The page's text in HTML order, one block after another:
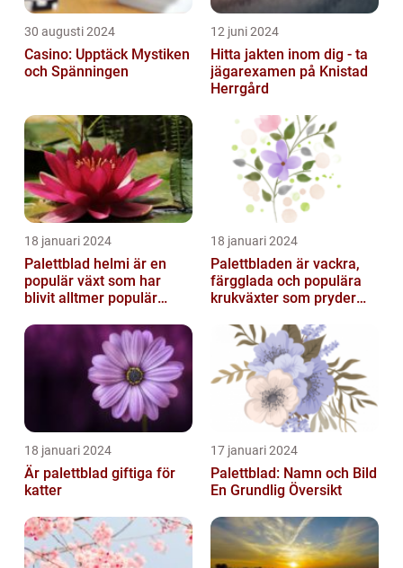
30 augusti 2024
Casino: Upptäck Mystiken
och Spänningen
12 juni 2024
Hitta jakten inom dig - ta
jägarexamen på Knistad
Herrgård
18 januari 2024
Palettblad helmi är en
populär växt som har
blivit alltmer populär
trädgårdsentusiaster
18 januari 2024
Palettbladen är vackra,
färgglada och populära
krukväxter som pryder
trädgårdar runt o...
18 januari 2024
Är palettblad giftiga för
katter
17 januari 2024
Palettblad: Namn och Bild
En Grundlig Översikt